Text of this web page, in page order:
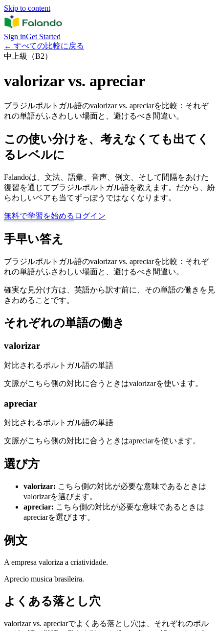
Skip to content
Sign inGet Started
← すべての比較に戻る
中上級（B2）
valorizar vs. apreciar
ブラジルポルトガル語のvalorizar vs. apreciarを比較：それぞ
れの単語がふさわしい場面と、避けるべき間違い。
この使い分けを、考えなくても出てく
るレベルに
Falandoは、文法、語彙、音声、例文、そして間隔をあけた
復習を通じてブラジルポルトガル語を教えます。だから、紛
らわしいペアも当てずっぽうではなくなります。
無料で学習を始める ログイン
手早い答え
ブラジルポルトガル語のvalorizar vs. apreciarを比較：それぞ
れの単語がふさわしい場面と、避けるべき間違い。
確実な見分け方は、英語から訳す前に、その単語の働きを見
きわめることです。
それぞれの単語の働き
valorizar
対比されるポルトガル語の単語
文脈がこちら側の対比に合うときはvalorizarを使います。
apreciar
対比されるポルトガル語の単語
文脈がこちら側の対比に合うときはapreciarを使います。
選び方
valorizar: こちら側の対比が必要な意味であるときは
valorizarを選びます。
apreciar: こちら側の対比が必要な意味であるときは
apreciarを選びます。
例文
A empresa valoriza a criatividade.
Aprecio musica brasileira.
よくある落とし穴
valorizar vs. apreciarでよくある落とし穴は、それぞれのポル